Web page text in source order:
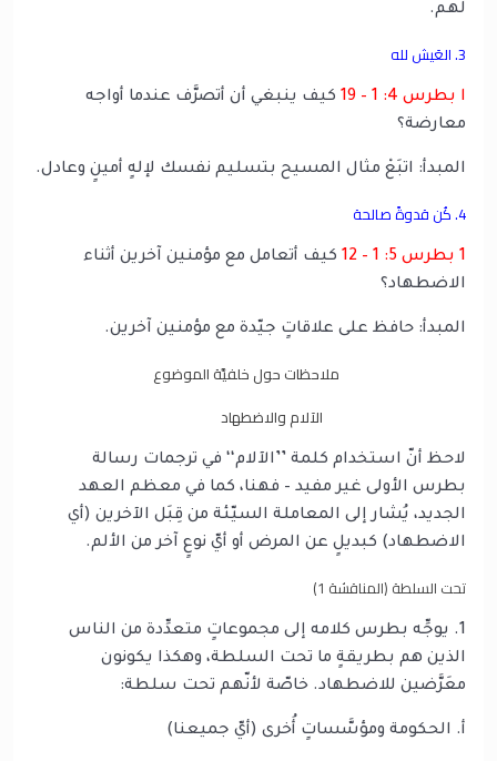
لهم.
3. العَيش لله
ا بطرس 4: 1 – 19
كيف ينبغي أن أتصرَّف عندما أواجه
معارضة؟
المبدأ: اتبَعْ مثال المسيح بتسليم نفسك لإلهٍ أمينٍ وعادل.
4. كُن قدوةً صالحة
1 بطرس 5: 1 – 12
كيف أتعامل مع مؤمنين آخرين أثناء
الاضطهاد؟
المبدأ: حافظ على علاقاتٍ جيّدة مع مؤمنين آخرين.
ملاحظات حول خلفيَّة الموضوع
الآلام والاضطهاد
لاحظ أنّ استخدام كلمة ’’الآلام‘‘ في ترجمات رسالة
بطرس الأولى غير مفيد – فهنا، كما في معظم العهد
الجديد، يُشار إلى المعاملة السيّئة من قِبَل الآخرين (أي
الاضطهاد) كبديلٍ عن المرض أو أيّ نوعٍ آخر من الألم.
تحت السلطة (المناقشة 1)
1. يوجِّه بطرس كلامه إلى مجموعاتٍ متعدِّدة من الناس
الذين هم بطريقةٍ ما تحت السلطة، وهكذا يكونون
معَرَّضين للاضطهاد. خاصّة لأنّهم تحت سلطة:
أ‌. الحكومة ومؤسَّساتٍ أُخرى (أيّ جميعنا)